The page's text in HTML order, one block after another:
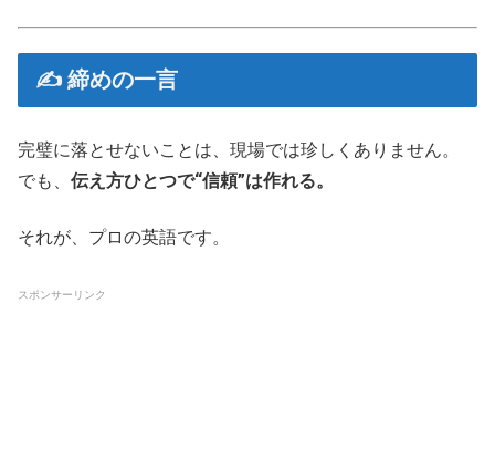
✍️ 締めの一言
完璧に落とせないことは、現場では珍しくありません。
でも、 伝え方ひとつで“信頼”は作れる。
それが、プロの英語です。
スポンサーリンク